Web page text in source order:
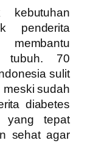
penderita
tubuh. 70
sulit
meski sudah
diabetes
yang tepat
sehat agar